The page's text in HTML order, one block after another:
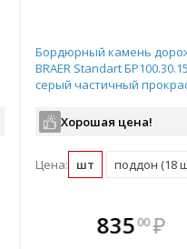
В комплекте
всегда выгоднее!
Бордюрный камень
BRAER Standart БР100.30.15
серый частичный
Хорошая цена!
Цена: шт поддон (18
83500 ₽
В
всегда